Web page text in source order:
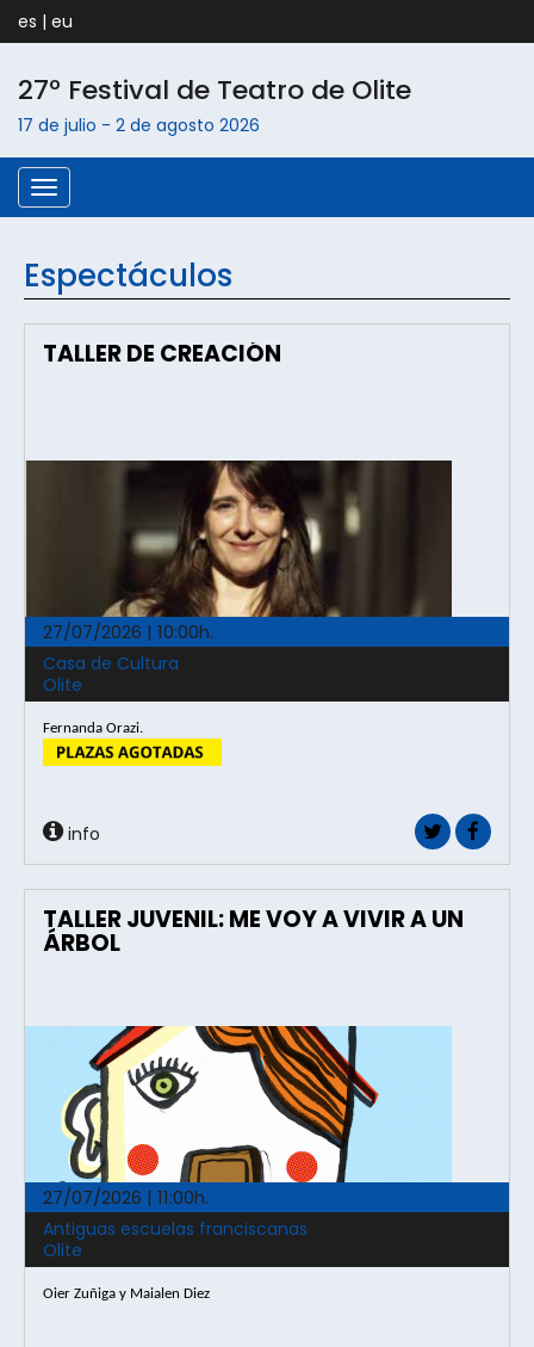
es | eu
27º Festival de Teatro de Olite
17 de julio - 2 de agosto 2026
Menú
Espectáculos
TALLER DE CREACIÓN
27/07/2026 | 10:00h.
Casa de Cultura
Olite
Fernanda Orazi.
info
TALLER JUVENIL: ME VOY A VIVIR A UN
ÁRBOL
27/07/2026 | 11:00h.
Antiguas escuelas franciscanas
Olite
Oier Zuñiga y Maialen Diez